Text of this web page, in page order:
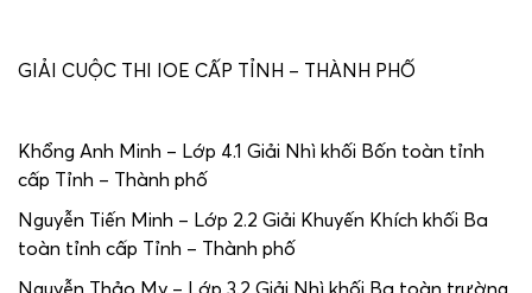
GIẢI CUỘC THI IOE CẤP TỈNH – THÀNH PHỐ
Khổng Anh Minh – Lớp 4.1 Giải Nhì khối Bốn toàn tỉnh
cấp Tỉnh – Thành phố
Nguyễn Tiến Minh – Lớp 2.2 Giải Khuyến Khích khối Ba
toàn tỉnh cấp Tỉnh – Thành phố
Nguyễn Thảo My – Lớp 3.2 Giải Nhì khối Ba toàn trường